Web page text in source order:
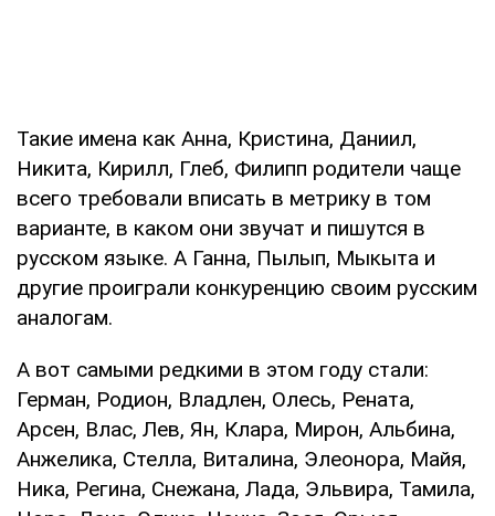
Такие имена как Анна, Кристина, Даниил,
Никита, Кирилл, Глеб, Филипп родители чаще
всего требовали вписать в метрику в том
варианте, в каком они звучат и пишутся в
русском языке. А Ганна, Пылып, Мыкыта и
другие проиграли конкуренцию своим русским
аналогам.
А вот самыми редкими в этом году стали:
Герман, Родион, Владлен, Олесь, Рената,
Арсен, Влас, Лев, Ян, Клара, Мирон, Альбина,
Анжелика, Стелла, Виталина, Элеонора, Майя,
Ника, Регина, Снежана, Лада, Эльвира, Тамила,